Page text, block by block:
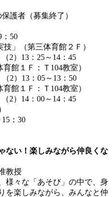
護者（募集終了）
：50
」（第三体育館２Ｆ）
13：25～14：45
館１Ｆ：Ｔ104教室）
）13：05～13：50
館１Ｆ：Ｔ104教室）
14：00～14：45
：30
ない！楽しみながら仲良くな
教授
様々な「あそび」の中で、身
を楽しみながら、みんなと仲